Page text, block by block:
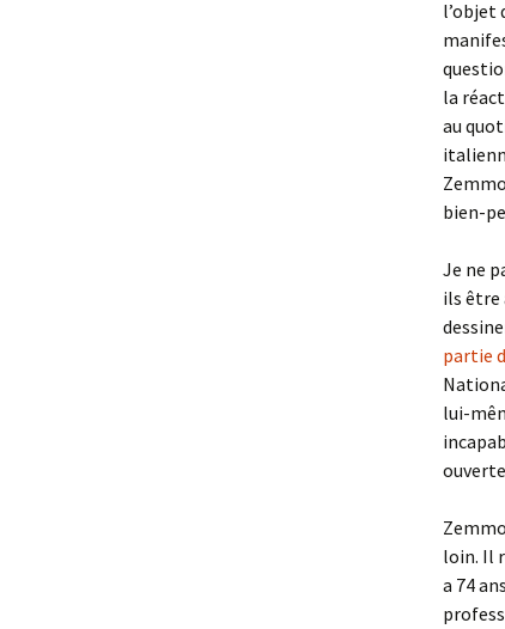
l’objet
la
au
bien-
Je ne
ils être
partie
lui-
loin. Il
a 74